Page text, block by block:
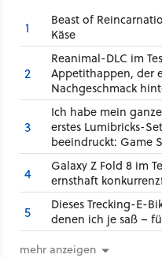
1
Beast of
Käse
2
Reanimal-DLC im
Appetithappen, der
Nachgeschmack
3
Ich habe mein
erstes Lumibricks-
beeindruckt: Game
4
Galaxy Z Fold 8 im
ernsthaft
5
Dieses Trecking-E-
denen ich je saß –
mehr anzeigen